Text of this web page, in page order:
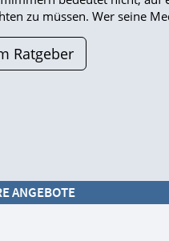
zu müssen. Wer seine
Ratgeber
ANGEBOTE